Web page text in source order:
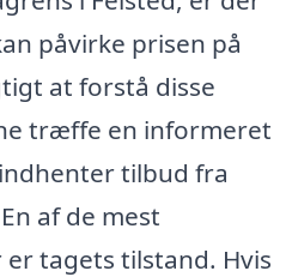
påvirke prisen på
at forstå disse
træffe en informeret
tilbud fra
af de mest
tagets tilstand. Hvis